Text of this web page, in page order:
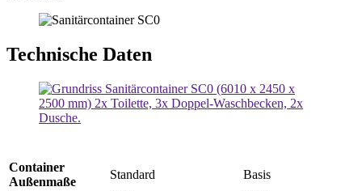
Technische Daten
Container
Außenmaße
Standard
Basis